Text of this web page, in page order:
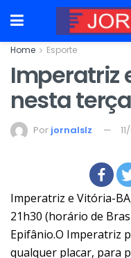
Home Esporte
Imperatriz
nesta
Por jornalslz
Imperatriz e Vitória-
21h30 (horário de
Epifânio.O Imperatriz
qualquer placar, para